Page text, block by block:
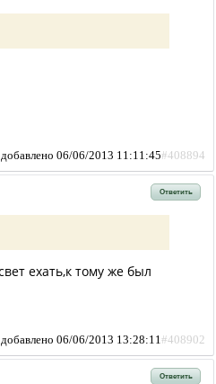
добавлено 06/06/2013 11:11:45#408894
Ответить
ехать,к тому же был
добавлено 06/06/2013 13:28:11 #408902
Ответить